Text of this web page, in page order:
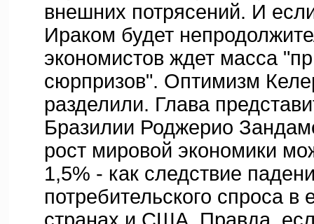
внешних потрясений. И
Ираком будет
экономистов ждет масса
сюрпризов". Оптимизм
разделили. Глава
Бразилии Роджерио
рост мировой экономики
1,5% - как следствие
потребительского спроса в